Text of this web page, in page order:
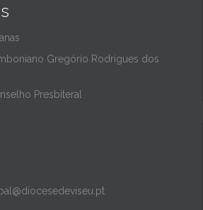
Gregório Rodrigues dos
Presbiteral